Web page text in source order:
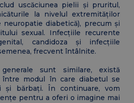
uscăciunea pielii și pruritul,
la nivelul extremităților
neuropatie diabetică), precum și
sexual. Infecțiile recurente
candidoza și infecțiile
frecvent întâlnite.
sunt similare, există
între modul în care diabetul se
și bărbați. În continuare, vom
pentru a oferi o imagine mai